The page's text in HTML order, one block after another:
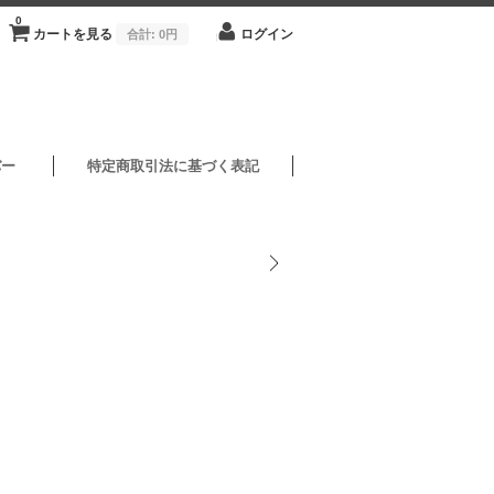
カートを見る
0
合計: 0円 ログイン
特定商取引法に基づく表記